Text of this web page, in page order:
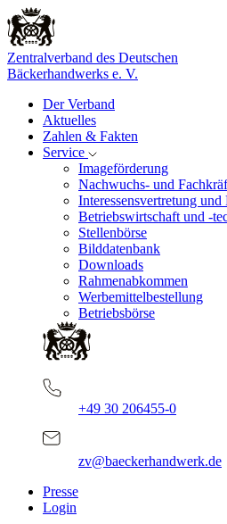
Zentralverband des Deutschen
Bäckerhandwerks e. V.
Der Verband
Aktuelles
Zahlen & Fakten
Service
Imageförderung
Nachwuchs- und
Interessensvertretung und
Betriebswirtschaft und -
Stellenbörse
Bilddatenbank
Downloads
Rahmenabkommen
Werbemittelbestellung
Betriebsbörse
+49 30 206455-0
zv@baeckerhandwerk.de
Presse
Login